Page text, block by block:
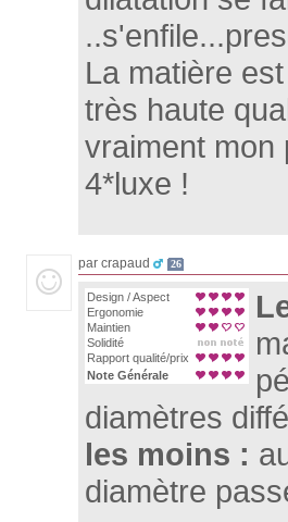
La matière
très haute
vraiment mon
4*luxe !
par crapaud 26
Design / Aspect
Ergonomie
Maintien
Solidité
Rapport qualité/prix
Note Générale
diamètres
les moins :
diamètre